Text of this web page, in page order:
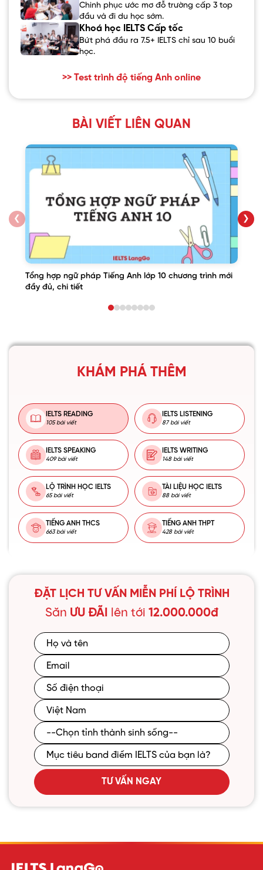
Chinh phục ước mơ đỗ trường cấp 3 top
đầu và đi du học sớm.
Khoá học IELTS Cấp tốc
Bứt phá đầu ra 7.5+ IELTS chỉ sau 10 buổi
học.
>> Test trình độ tiếng Anh online
BÀI VIẾT LIÊN QUAN
❮
Tổng hợp ngữ pháp Tiếng Anh lớp 10 chương trình mới
đầy đủ, chi tiết
❯
KHÁM PHÁ THÊM
IELTS READING
105 bài viết
IELTS LISTENING
87 bài viết
IELTS SPEAKING
409 bài viết
IELTS WRITING
148 bài viết
LỘ TRÌNH HỌC IELTS
65 bài viết
TÀI LIỆU HỌC IELTS
88 bài viết
TIẾNG ANH THCS
663 bài viết
TIẾNG ANH THPT
428 bài viết
ĐẶT LỊCH TƯ VẤN MIỄN PHÍ LỘ TRÌNH
Săn ƯU ĐÃI lên tới 12.000.000đ
TƯ VẤN NGAY